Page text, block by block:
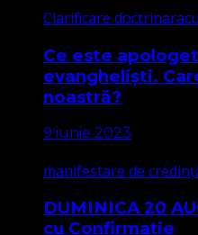
Clarificare doctrinara
Ce este
evangheliști.
noastră?
9 iunie 2023
manifestare de
DUMINICA 20
cu Confirmație